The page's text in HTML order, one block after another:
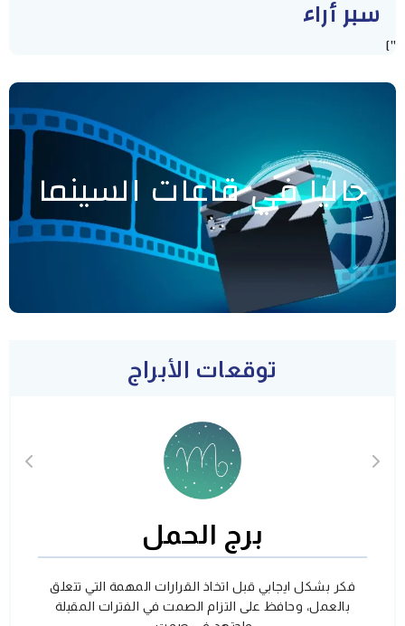
سبر أراء
"]
حاليا في قاعات السينما
توقعات الأبراج
برج الحمل
فكر بشكل ايجابي قبل اتخاذ القرارات المهمة التي تتعلق
بالعمل، وحافظ على التزام الصمت في الفترات المقبلة